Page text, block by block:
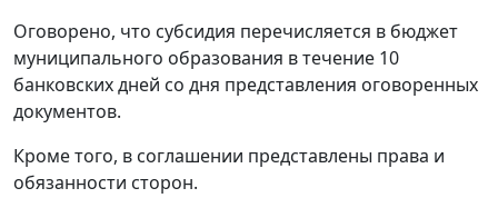
Оговорено, что субсидия перечисляется в бюджет
муниципального образования в течение 10
банковских дней со дня представления оговоренных
документов.
Кроме того, в соглашении представлены права и
обязанности сторон.